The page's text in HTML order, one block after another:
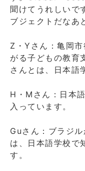
聞けてうれしいで
ブジェクトだなあ
Z・Yさん：亀岡
がる子どもの教育
さんとは、日本語
H・Mさん：日本
入っています。
Guさん：ブラジ
は、日本語学校で
す。